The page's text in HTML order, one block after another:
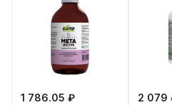
1 786.05 ₽
2 079